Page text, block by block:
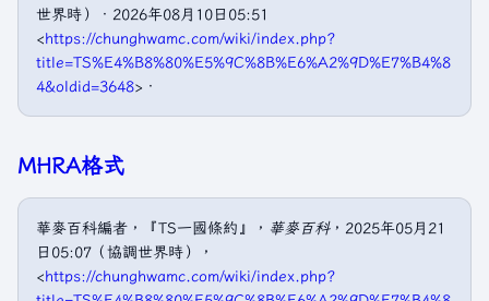
世界時）．2026年08月10日05:51
<https://chunghwamc.com/wiki/index.php?
title=TS%E4%B8%80%E5%9C%8B%E6%A2%9D%E7%B4%8
4&oldid=3648>．
MHRA格式
華麥百科編者，『TS一國條約』， 華麥百科，2025年05月21
日05:07（協調世界時），
<https://chunghwamc.com/wiki/index.php?